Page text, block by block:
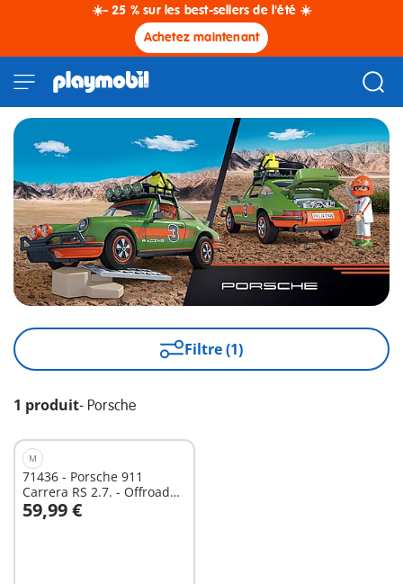
☀️- 25 % sur les best-sellers de l'été ☀️
Achetez maintenant
Filtre (1)
1 produit- Porsche
M
71436 - Porsche 911
Carrera RS 2.7. - Offroad
Edition
59,99 €
Au panier